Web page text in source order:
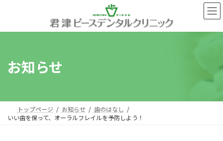
ン
ー
お知らせ
トップページ お知らせ
歯のはなし
いい歯を保って、オーラルフレイルを予防しよう！